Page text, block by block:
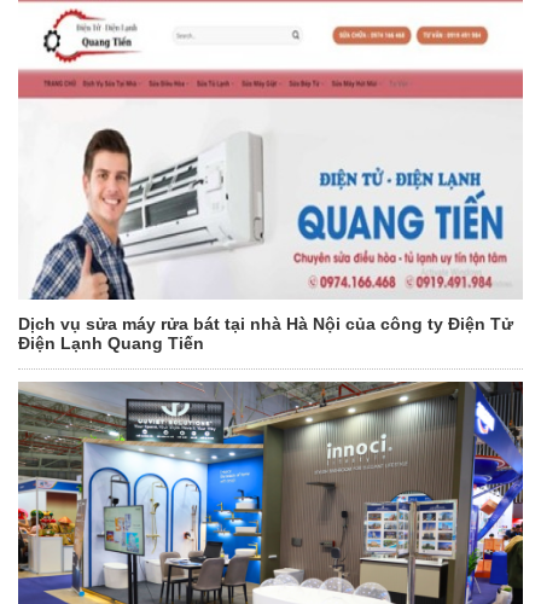
Dịch vụ sửa máy rửa bát tại nhà Hà Nội của công ty Điện Tử
Điện Lạnh Quang Tiến